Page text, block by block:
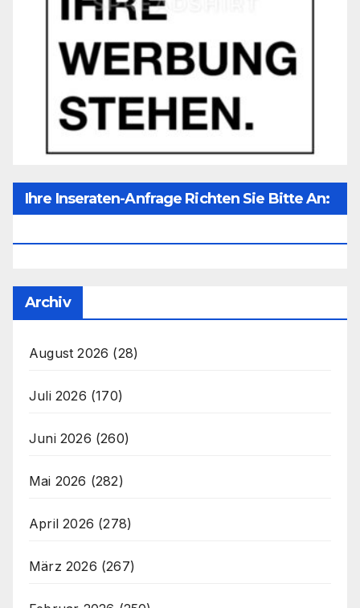
Ihre Inseraten-Anfrage Richten Sie Bitte An:
Archiv
August 2026 (28)
Juli 2026 (170)
Juni 2026 (260)
Mai 2026 (282)
April 2026 (278)
März 2026 (267)